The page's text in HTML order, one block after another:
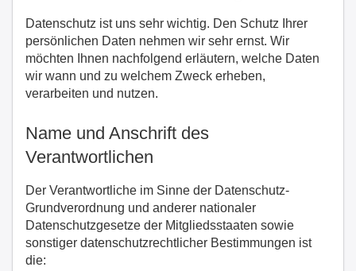
Datenschutz ist uns sehr wichtig. Den Schutz Ihrer
persönlichen Daten nehmen wir sehr ernst. Wir
möchten Ihnen nachfolgend erläutern, welche Daten
wir wann und zu welchem Zweck erheben,
verarbeiten und nutzen.
Name und Anschrift des
Verantwortlichen
Der Verantwortliche im Sinne der Datenschutz-
Grundverordnung und anderer nationaler
Datenschutzgesetze der Mitgliedsstaaten sowie
sonstiger datenschutzrechtlicher Bestimmungen ist
die: